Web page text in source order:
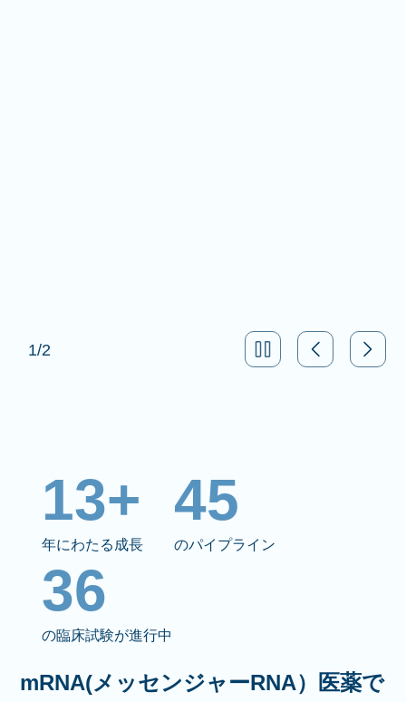
1/2
13+
年にわたる成長
45
のパイプライン
36
の臨床試験が進行中
mRNA(メッセンジャーRNA）医薬で